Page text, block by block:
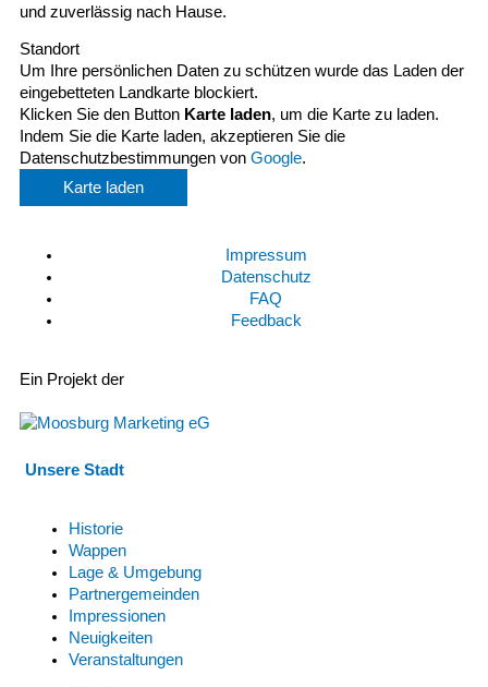
und zuverlässig nach Hause.
Standort
Um Ihre persönlichen Daten zu schützen wurde das Laden der
eingebetteten Landkarte blockiert.
Klicken Sie den Button Karte laden, um die Karte zu laden.
Indem Sie die Karte laden, akzeptieren Sie die
Datenschutzbestimmungen von Google.
Karte laden
Ein Projekt der
Impressum
Datenschutz
FAQ
Feedback
Unsere Stadt
Historie
Wappen
Lage & Umgebung
Partnergemeinden
Impressionen
Neuigkeiten
Veranstaltungen